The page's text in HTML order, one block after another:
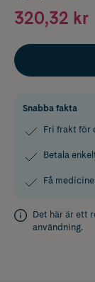
320,32 kr
Snabba fakta
Fri frakt för
Betala
Få
Det här är ett
användning.